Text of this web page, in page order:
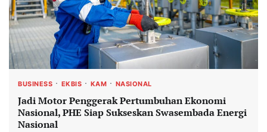
BUSINESS EKBIS KAM NASIONAL
Jadi Motor Penggerak Pertumbuhan Ekonomi
Nasional, PHE Siap Sukseskan Swasembada Energi
Nasional